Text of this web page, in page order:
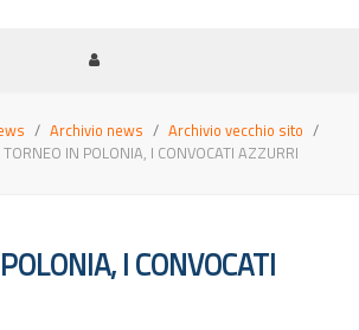
Archivio news
Archivio vecchio sito
TORNEO IN POLONIA, I CONVOCATI AZZURRI
I CONVOCATI